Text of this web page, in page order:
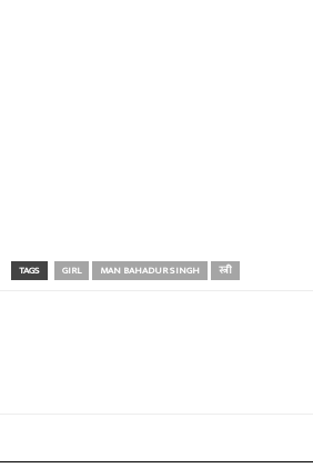
TAGS GIRL MAN BAHADUR SINGH स्त्री